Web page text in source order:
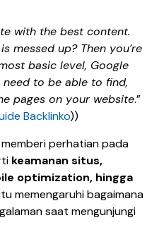
with the best content.
messed up? Then you’re
basic level, Google
to be able to find,
pages on your website.”
Backlinko))
memberi perhatian pada
keamanan situs,
optimization, hingga
memengaruhi bagaimana
saat mengunjungi